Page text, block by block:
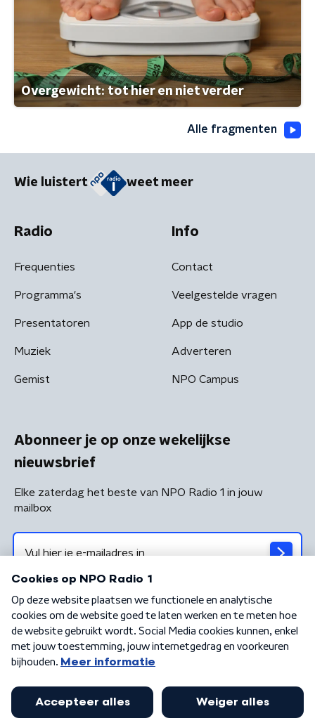
Overgewicht: tot hier en niet verder
Alle fragmenten
Wie luistert weet meer
Radio
Frequenties
Programma's
Presentatoren
Muziek
Gemist
Info
Contact
Veelgestelde vragen
App de studio
Adverteren
NPO Campus
Abonneer je op onze wekelijkse
nieuwsbrief
Elke zaterdag het beste van NPO Radio 1 in jouw
mailbox
Algemene voorwaarden